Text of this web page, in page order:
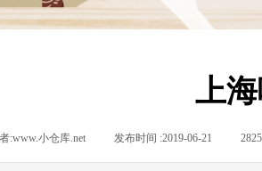
上
:www.小仓库.net 发布时间 :2019-06-21